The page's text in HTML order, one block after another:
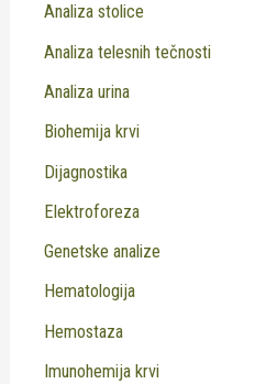
Analiza stolice
Analiza telesnih tečnosti
Analiza urina
Biohemija krvi
Dijagnostika
Elektroforeza
Genetske analize
Hematologija
Hemostaza
Imunohemija krvi